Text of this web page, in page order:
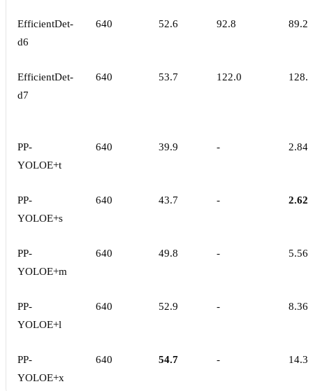
EfficientDet-
d6
640 52.6 92.8 89.29
EfficientDet-
d7
640 53.7 122.0
PP-
YOLOE+t
640 39.9 - 2.84
PP-
YOLOE+s
640 43.7 - 2.62
PP-
YOLOE+m
640 49.8 - 5.56
PP-
YOLOE+l
640 52.9 - 8.36
PP-
YOLOE+x
640 54.7 - 14.3